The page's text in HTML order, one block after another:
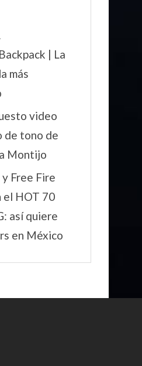
| La
más
video
de tono de
Montijo
Free Fire
el HOT 70
así quiere
en México